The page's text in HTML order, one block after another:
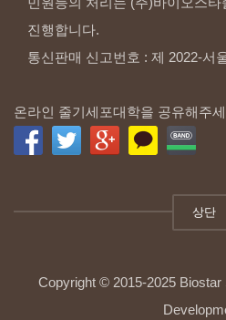
진행합니다.
통신판매 신고번호 : 제 2022-서
온라인 줄기세포대학을 공유해주
상단
Copyright © 2015-2025